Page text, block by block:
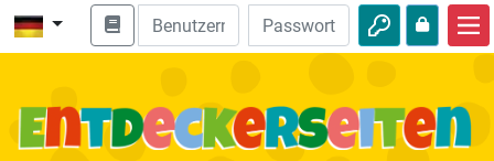
Bibel entdecken